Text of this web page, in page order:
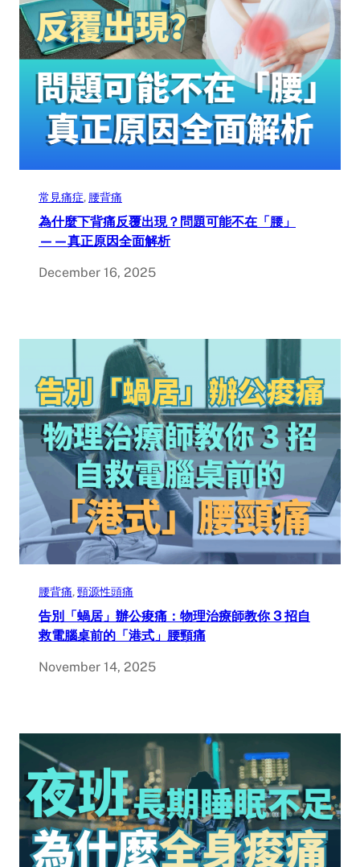
常見痛症, 腰背痛
為什麼下背痛反覆出現？問題可能不在「腰」
——真正原因全面解析
December 16, 2025
腰背痛, 頸源性頭痛
告別「蝸居」辦公痠痛：物理治療師教你 3 招自
救電腦桌前的「港式」腰頸痛
November 14, 2025